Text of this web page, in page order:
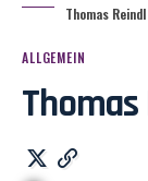
Thomas
ALLGEMEIN
Thomas